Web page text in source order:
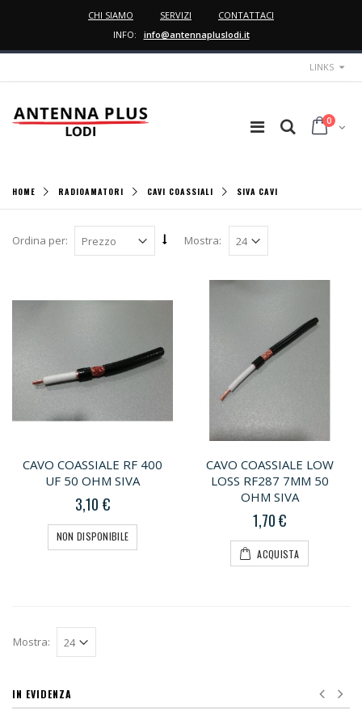
CHI SIAMO SERVIZI
CONTATTACI
INFO:
info@antennapluslodi.it
LINKS
0
HOME RADIOAMATORI CAVI COASSIALI SIVA CAVI
Ordina per: Mostra:
CAVO COASSIALE RF 400
UF 50 OHM SIVA
3,10 €
NON DISPONIBILE
CAVO COASSIALE LOW
LOSS RF287 7MM 50
OHM SIVA
1,70 €
ACQUISTA
Mostra:
IN EVIDENZA